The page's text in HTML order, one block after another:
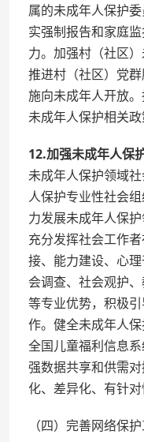
属的未成年人保护
实强制报告和家庭
力。加强村（社区
推进村（社区）党
施向未成年人开放
未成年人保护相关政
12.加强未成年人保
未成年人保护领域
人保护专业性社会
力发展未成年人保
充分发挥社会工作
接、能力建设、心
会调查、社会观护
等专业优势，积极
作。健全未成年人
全国儿童福利信息
强数据共享和供需
化、差异化、有针对
（四）完善网络保护